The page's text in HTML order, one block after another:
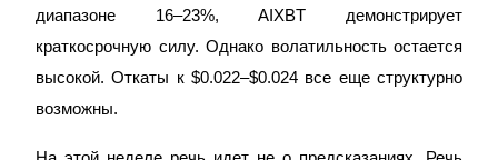
диапазоне 16–23%, AIXBT демонстрирует
краткосрочную силу. Однако волатильность остается
высокой. Откаты к $0.022–$0.024 все еще структурно
возможны.